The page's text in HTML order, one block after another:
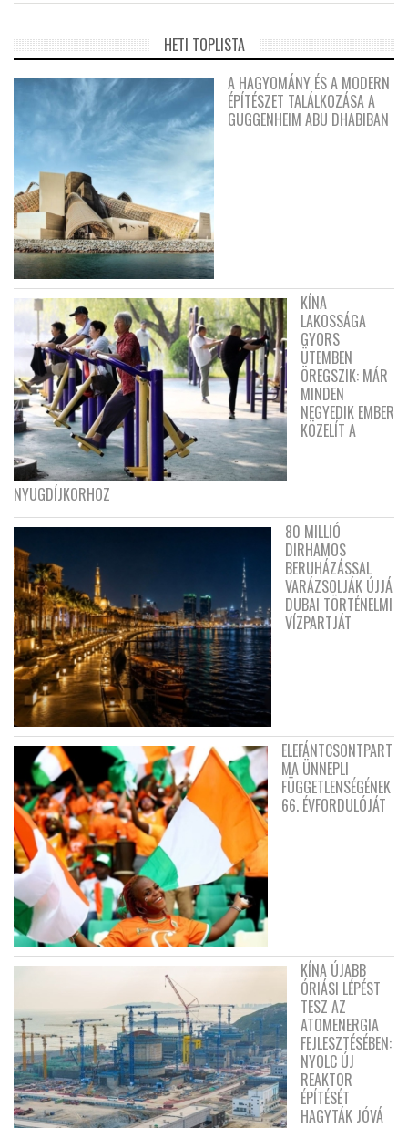
HETI TOPLISTA
A HAGYOMÁNY ÉS A MODERN
ÉPÍTÉSZET TALÁLKOZÁSA A
GUGGENHEIM ABU DHABIBAN
KÍNA
LAKOSSÁGA
GYORS
ÜTEMBEN
ÖREGSZIK: MÁR
MINDEN
NEGYEDIK EMBER
KÖZELÍT A
NYUGDÍJKORHOZ
80 MILLIÓ
DIRHAMOS
BERUHÁZÁSSAL
VARÁZSOLJÁK ÚJJÁ
DUBAI TÖRTÉNELMI
VÍZPARTJÁT
ELEFÁNTCSONTPART
MA ÜNNEPLI
FÜGGETLENSÉGÉNEK
66. ÉVFORDULÓJÁT
KÍNA ÚJABB
ÓRIÁSI LÉPÉST
TESZ AZ
ATOMENERGIA
FEJLESZTÉSÉBEN:
NYOLC ÚJ
REAKTOR
ÉPÍTÉSÉT
HAGYTÁK JÓVÁ